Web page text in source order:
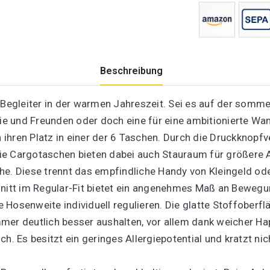
Beschreibung
in der warmen Jahreszeit. Sei es auf der
und Freunden oder doch eine für eine ambitionierte
Platz in einer der 6 Taschen. Durch die
Cargotaschen bieten dabei auch Stauraum für
Diese trennt das empfindliche Handy von Kleingeld
im Regular-Fit bietet ein angenehmes Maß an
Hosenweite individuell regulieren. Die glatte
deutlich besser aushalten, vor allem dank weicher
Es besitzt ein geringes Allergiepotential und kratzt